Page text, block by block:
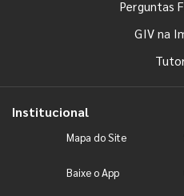
Perguntas
GIV na
Institucional
Mapa do Site
Baixe o App